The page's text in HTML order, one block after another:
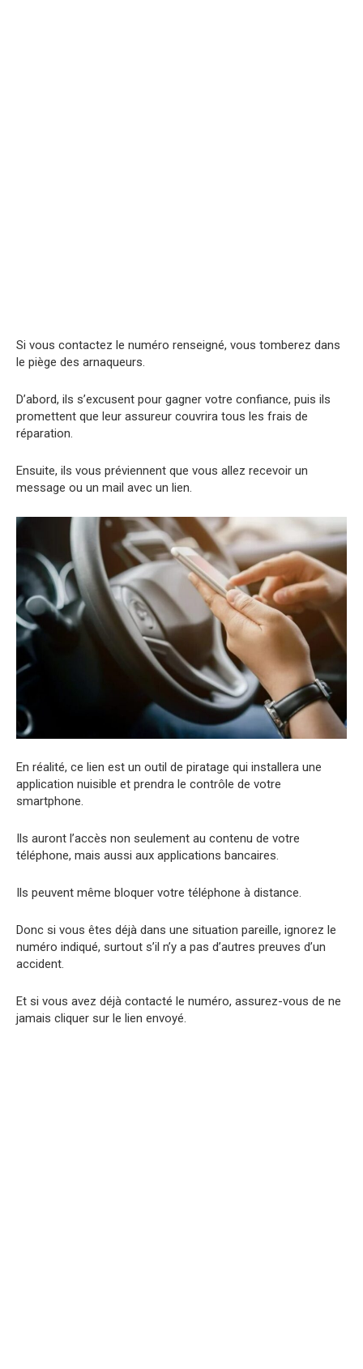
Si vous contactez le numéro renseigné, vous tomberez dans
le piège des arnaqueurs.
D’abord, ils s’excusent pour gagner votre confiance, puis ils
promettent que leur assureur couvrira tous les frais de
réparation.
Ensuite, ils vous préviennent que vous allez recevoir un
message ou un mail avec un lien.
En réalité, ce lien est un outil de piratage qui installera une
application nuisible et prendra le contrôle de votre
smartphone.
Ils auront l’accès non seulement au contenu de votre
téléphone, mais aussi aux applications bancaires.
Ils peuvent même bloquer votre téléphone à distance.
Donc si vous êtes déjà dans une situation pareille, ignorez le
numéro indiqué, surtout s’il n’y a pas d’autres preuves d’un
accident.
Et si vous avez déjà contacté le numéro, assurez-vous de ne
jamais cliquer sur le lien envoyé.